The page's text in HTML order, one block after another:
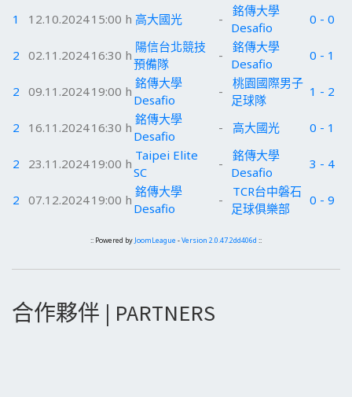
1 12.10.202415:00 h 高大國光 -
銘傳大學
Desafio
0 - 0
2 02.11.202416:30 h
陽信台北競技
預備隊
-
銘傳大學
Desafio
0 - 1
2 09.11.202419:00 h
銘傳大學
Desafio
-
桃園國際男子
足球隊
1 - 2
2 16.11.202416:30 h
銘傳大學
Desafio
- 高大國光 0 - 1
2 23.11.202419:00 h
Taipei Elite
SC
-
銘傳大學
Desafio
3 - 4
2 07.12.202419:00 h
銘傳大學
Desafio
-
TCR台中磐石
足球俱樂部
0 - 9
:: Powered by JoomLeague -Version 2.0.47.2dd406d ::
合作夥伴 | PARTNERS